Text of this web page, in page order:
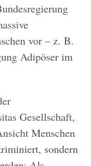
vor – z. B.
Adipöser im
Gesellschaft,
Menschen
sondern